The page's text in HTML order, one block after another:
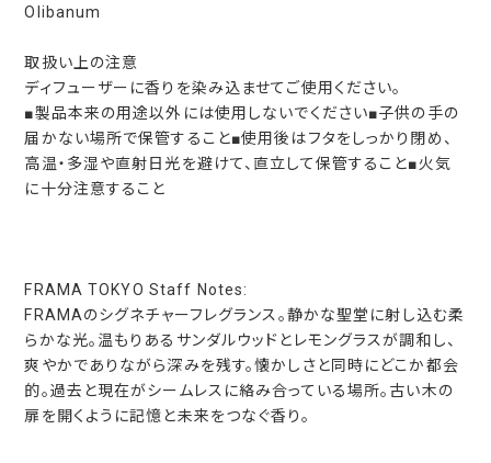
Olibanum
取扱い上の注意
ディフューザーに香りを染み込ませてご使用ください。
■製品本来の用途以外には使用しないでください■子供の手の
届かない場所で保管すること■使用後はフタをしっかり閉め、
高温・多湿や直射日光を避けて、直立して保管すること■火気
に十分注意すること
FRAMA TOKYO Staff Notes:
FRAMAのシグネチャーフレグランス。静かな聖堂に射し込む柔
らかな光。温もりあるサンダルウッドとレモングラスが調和し、
爽やかでありながら深みを残す。懐かしさと同時にどこか都会
的。過去と現在がシームレスに絡み合っている場所。古い木の
扉を開くように記憶と未来をつなぐ香り。